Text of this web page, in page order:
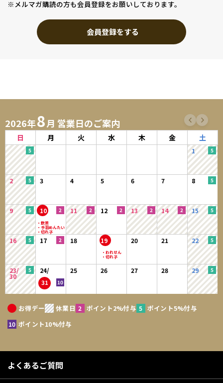
※メルマガ購読の方も会員登録をお願いしております。
会員登録をする
2026年8月 営業日のご案内
日 月 火 水 木 金 土
1
2 3 4 5 6 7 8
9 10 11 12 13 14 15
16 17 18 19 20 21 22
23/
30
24/
31
25 26 27 28 29
お得デー 休業日 ポイント2%付与
ポイント5%付与
ポイント10%付与
よくあるご質問